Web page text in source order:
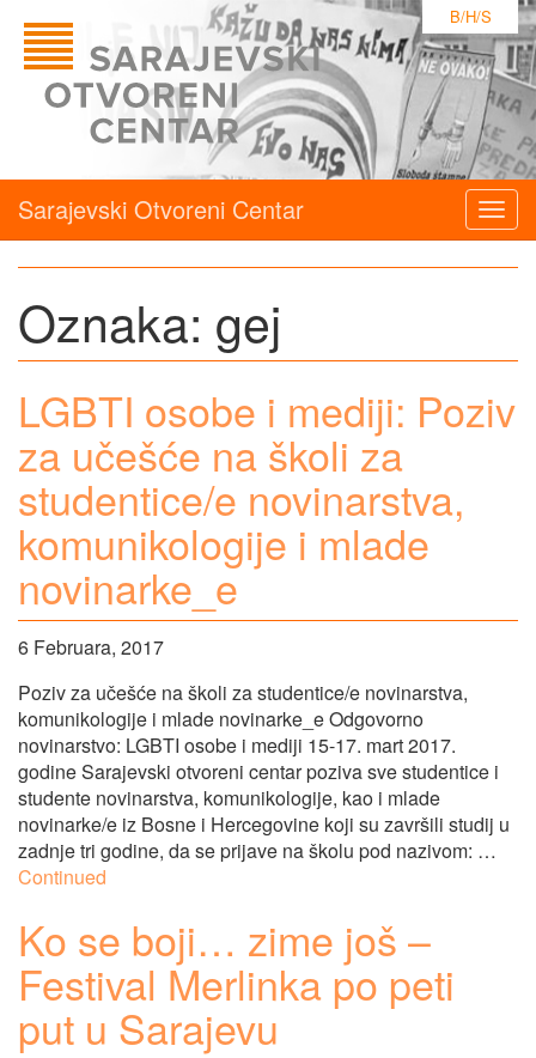
B/H/S
Sarajevski Otvoreni Centar
Oznaka: gej
LGBTI osobe i mediji: Poziv
za učešće na školi za
studentice/e novinarstva,
komunikologije i mlade
novinarke_e
6 Februara, 2017
Poziv za učešće na školi za studentice/e novinarstva,
komunikologije i mlade novinarke_e Odgovorno
novinarstvo: LGBTI osobe i mediji 15-17. mart 2017.
godine Sarajevski otvoreni centar poziva sve studentice i
studente novinarstva, komunikologije, kao i mlade
novinarke/e iz Bosne i Hercegovine koji su završili studij u
zadnje tri godine, da se prijave na školu pod nazivom: …
Continued
Ko se boji… zime još –
Festival Merlinka po peti
put u Sarajevu